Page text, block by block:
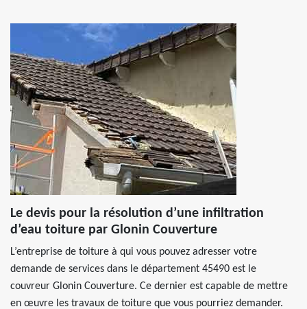
Le devis pour la résolution d’une infiltration
d’eau toiture par Glonin Couverture
L’entreprise de toiture à qui vous pouvez adresser votre
demande de services dans le département 45490 est le
couvreur Glonin Couverture. Ce dernier est capable de mettre
en œuvre les travaux de toiture que vous pourriez demander.